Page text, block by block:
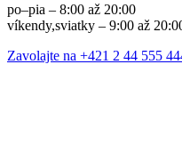
po–pia – 8:00 až 20:00
víkendy,sviatky – 9:00 až
Zavolajte na +421 2 44 555